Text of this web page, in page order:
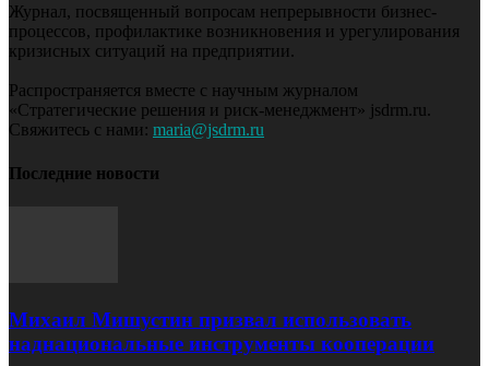
Журнал, посвященный вопросам непрерывности бизнес-
процессов, профилактике возникновения и урегулирования
кризисных ситуаций на предприятии.
Распространяется вместе с научным журналом
«Стратегические решения и риск-менеджмент» jsdrm.ru.
Свяжитесь с нами: maria@jsdrm.ru
Последние новости
Михаил Мишустин призвал использовать
наднациональные инструменты кооперации